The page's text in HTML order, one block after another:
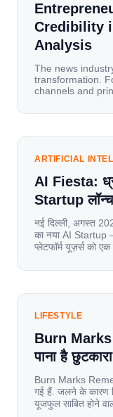
Credibility
Analysis
The news
transformation.
channels and
mobile data,
has become a
ARTIFICIAL
AI Fiesta:
Startup
नई दिल्ली, अगस्त
का नया AI Startup
प्लेटफॉर्म यूज़र्स को
यूज़र्स का जबरदस्त
LIFESTYLE
Burn
पाना है
Burn Marks
गई हैं. जलने के कारण
यूजफुल साबित होने